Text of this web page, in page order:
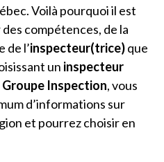
Voilà pourquoi il est
compétences, de la
de l’inspecteur(trice)que
un inspecteur
Groupe Inspection, vous
d’informations sur
et pourrez choisir en